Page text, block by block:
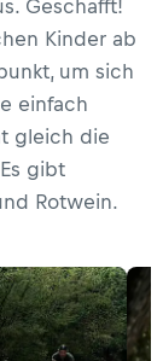
Geschafft!
Kinder ab
um sich
einfach
gleich die
gibt
Rotwein.